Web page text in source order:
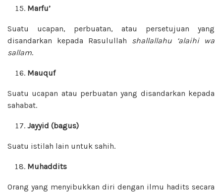
Marfu’
Suatu ucapan, perbuatan, atau persetujuan yang
disandarkan kepada Rasulullah shallallahu ‘alaihi wa
sallam.
Mauquf
Suatu ucapan atau perbuatan yang disandarkan kepada
sahabat.
Jayyid (bagus)
Suatu istilah lain untuk sahih.
Muhaddits
Orang yang menyibukkan diri dengan ilmu hadits secara